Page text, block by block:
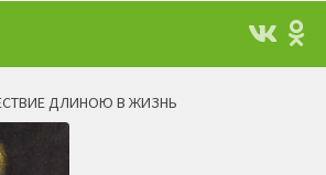
ДЛИНОЮ В ЖИЗНЬ